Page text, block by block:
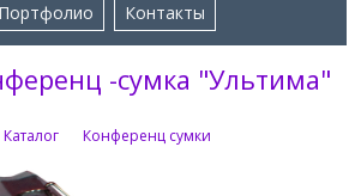
Портфолио Контакты
-сумка "Ультима"
Каталог Конференц сумки